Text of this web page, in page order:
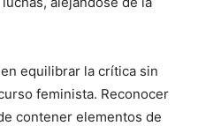
equilibrar la crítica sin
feminista. Reconocer
contener elementos de